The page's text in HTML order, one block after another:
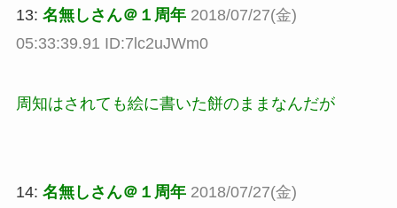
13: 名無しさん＠１周年 2018/07/27(金)
05:33:39.91 ID:7lc2uJWm0
周知はされても絵に書いた餅のままなんだが
14: 名無しさん＠１周年 2018/07/27(金)